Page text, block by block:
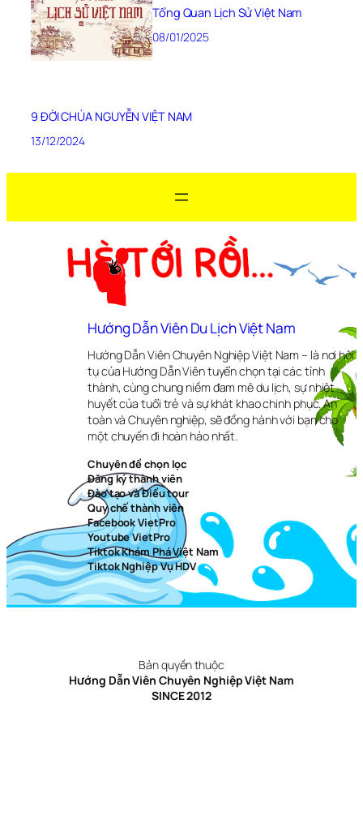
Tổng Quan Lịch Sử Việt Nam
08/01/2025
9 ĐỜI CHÚA NGUYỄN VIỆT NAM
13/12/2024
Hướng Dẫn Viên Du Lịch Việt Nam
Hướng Dẫn Viên Chuyên Nghiệp Việt Nam – là nơi hội
tụ của Hướng Dẫn Viên tuyển chọn tại các tỉnh
thành, cùng chung niềm đam mê du lịch, sự nhiệt
huyết của tuổi trẻ và sự khát khao chinh phục. An
toàn và Chuyên nghiệp, sẽ đồng hành với bạn cho
một chuyến đi hoàn hảo nhất.
Chuyên đề chọn lọc
Đăng ký thành viên
Đào tạo và Điều tour
Quy chế thành viên
Facebook VietPro
Youtube VietPro
Tiktok Khám Phá Việt Nam
Tiktok Nghiệp Vụ HDV
Bản quyền thuộc
Hướng Dẫn Viên Chuyên Nghiệp Việt Nam
SINCE 2012